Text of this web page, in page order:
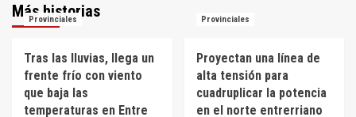
Más historias
Provinciales
Tras las lluvias, llega un
frente frío con viento
que baja las
temperaturas en Entre
Provinciales
Proyectan una línea de
alta tensión para
cuadruplicar la potencia
en el norte entrerriano